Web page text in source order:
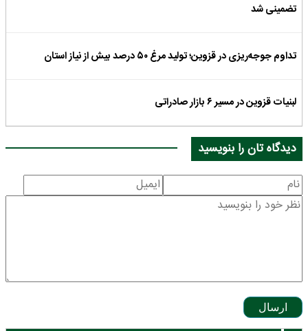
تضمینی شد
تداوم جوجه‌ریزی در قزوین؛ تولید مرغ ۵۰ درصد بیش از نیاز استان
لبنیات قزوین در مسیر ۶ بازار صادراتی
دیدگاه تان را بنویسید
ارسال